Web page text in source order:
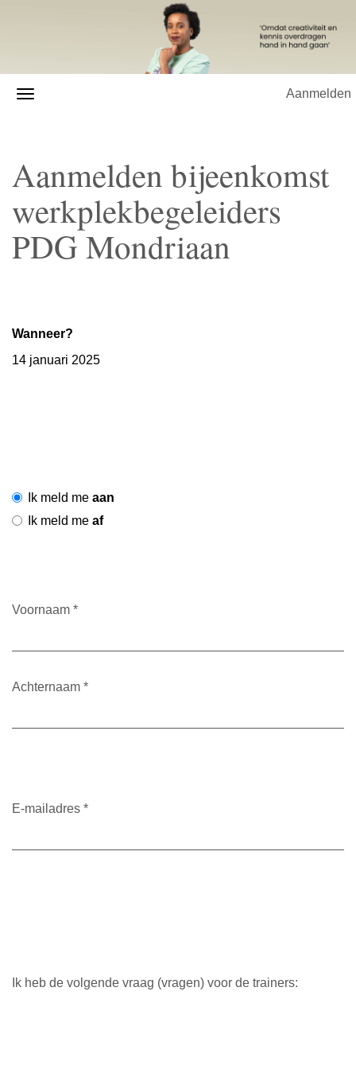
Aanmelden
Aanmelden bijeenkomst
werkplekbegeleiders
PDG Mondriaan
Wanneer?
14 januari 2025
Ik meld me aan
Ik meld me af
Voornaam *
Achternaam *
E-mailadres *
Ik heb de volgende vraag (vragen) voor de trainers: